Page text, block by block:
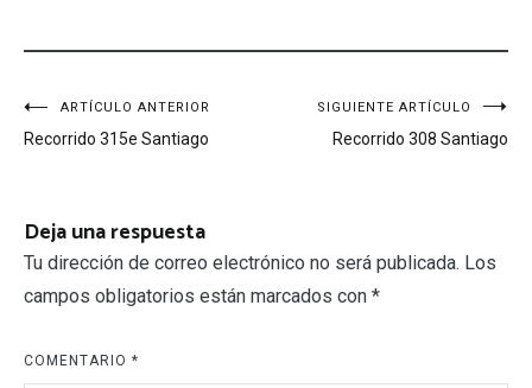
Navegación
de
ARTÍCULO ANTERIOR
Recorrido 315e Santiago
SIGUIENTE ARTÍCULO
Recorrido 308 Santiago
Deja una respuesta
Tu dirección de correo electrónico no será publicada. Los
campos obligatorios están marcados con *
COMENTARIO *